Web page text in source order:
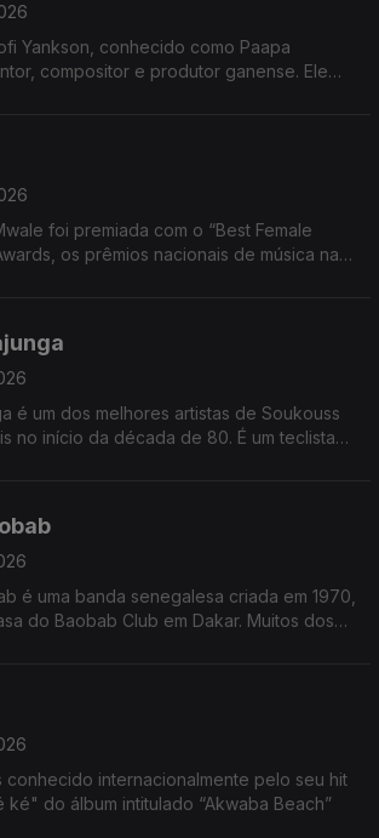
Yankson, conhecido como Paapa
compositor e produtor ganense. Ele
foi premiada com o “Best Female
os prêmios nacionais de música na
é um dos melhores artistas de Soukouss
no início da década de 80. É um teclista
é uma banda senegalesa criada em 1970,
do Baobab Club em Dakar. Muitos dos
conhecido internacionalmente pelo seu hit
ké" do álbum intitulado “Akwaba Beach”